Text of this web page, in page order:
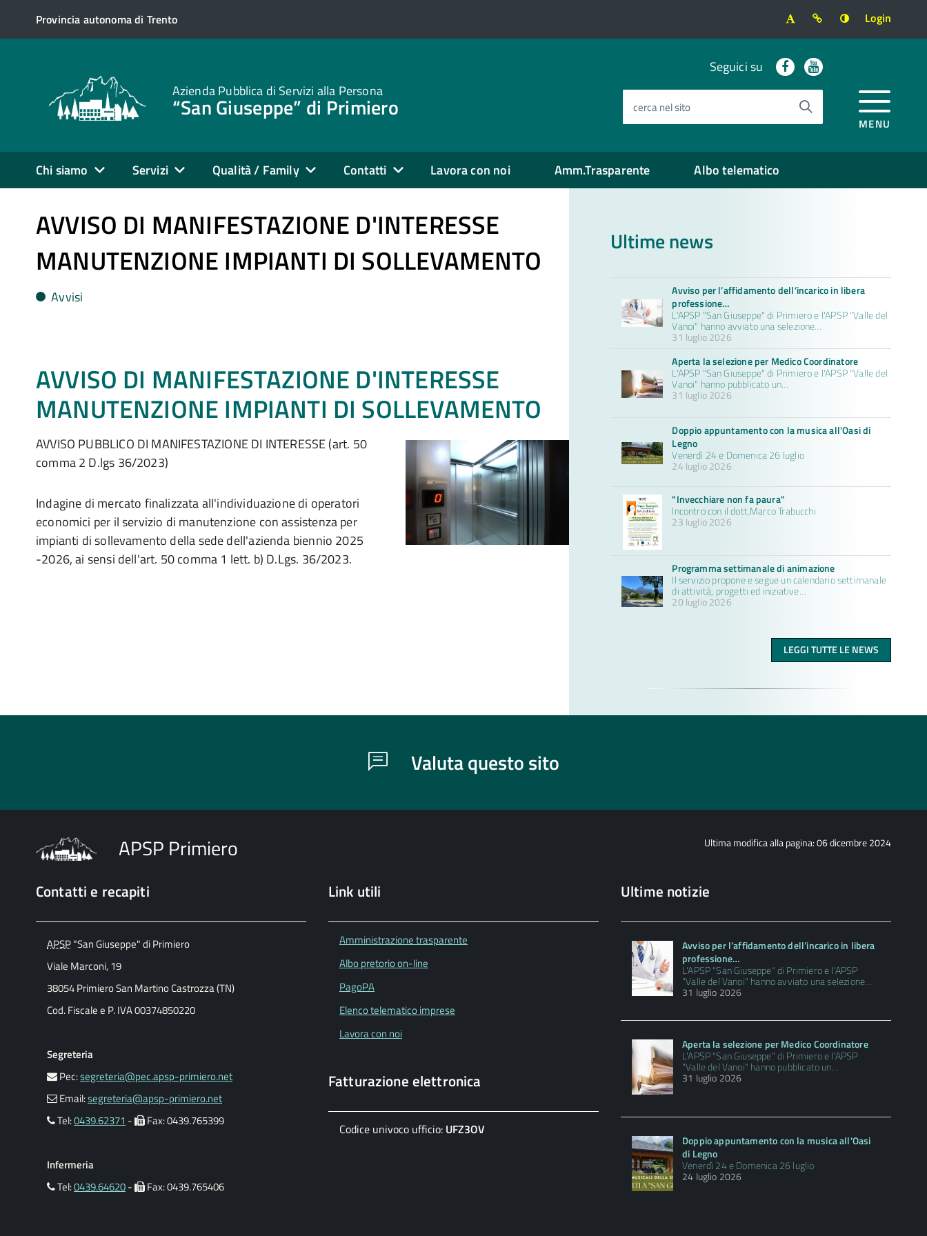
Provincia autonoma di Trento Login
Azienda Pubblica di Servizi alla Persona
“San Giuseppe” di Primiero
Seguici su FacebookYoutube
cerca nel sito
MENU
Chi siamo Servizi Qualità / Family Contatti Lavora con noi Amm.Trasparente Albo telematico
AVVISO DI MANIFESTAZIONE D'INTERESSE
MANUTENZIONE IMPIANTI DI SOLLEVAMENTO
Avvisi
AVVISO DI MANIFESTAZIONE D'INTERESSE
MANUTENZIONE IMPIANTI DI SOLLEVAMENTO
AVVISO PUBBLICO DI MANIFESTAZIONE DI INTERESSE (art. 50
comma 2 D.lgs 36/2023)
Indagine di mercato finalizzata all'individuazione di operatori
economici per il servizio di manutenzione con assistenza per
impianti di sollevamento della sede dell'azienda biennio 2025
-2026, ai sensi dell'art. 50 comma 1 lett. b) D.Lgs. 36/2023.
Ultime news
Avviso per l’affidamento dell’incarico in libera
professione…
L'APSP "San Giuseppe" di Primiero e l'APSP "Valle del
Vanoi" hanno avviato una selezione…
31 luglio 2026
Aperta la selezione per Medico Coordinatore
L'APSP "San Giuseppe" di Primiero e l'APSP "Valle del
Vanoi" hanno pubblicato un…
31 luglio 2026
Doppio appuntamento con la musica all'Oasi di
Legno
Venerdì 24 e Domenica 26 luglio
24 luglio 2026
"Invecchiare non fa paura"
Incontro con il dott.Marco Trabucchi
23 luglio 2026
Programma settimanale di animazione
Il servizio propone e segue un calendario settimanale
di attività, progetti ed iniziative…
20 luglio 2026
LEGGI TUTTE LE NEWS
Valuta questo sito
Ultima modifica alla pagina: 06 dicembre 2024
APSP Primiero
Contatti e recapiti
APSP"San Giuseppe" di Primiero
Viale Marconi, 19
38054 Primiero San Martino Castrozza (TN)
Cod. Fiscale e P. IVA 00374850220
Segreteria
Pec:segreteria@pec.apsp-primiero.net
Email:segreteria@apsp-primiero.net
Tel:0439.62371 - Fax: 0439.765399
Infermeria
Tel:0439.64620- Fax: 0439.765406
Link utili
Amministrazione trasparente
Albo pretorio on-line
PagoPA
Elenco telematico imprese
Lavora con noi
Fatturazione elettronica
Codice univoco ufficio: UFZ3OV
Ultime notizie
Avviso per l’affidamento dell’incarico in libera
professione…
L'APSP "San Giuseppe" di Primiero e l'APSP
"Valle del Vanoi" hanno avviato una selezione…
31 luglio 2026
Aperta la selezione per Medico Coordinatore
L'APSP "San Giuseppe" di Primiero e l'APSP
"Valle del Vanoi" hanno pubblicato un…
31 luglio 2026
Doppio appuntamento con la musica all'Oasi
di Legno
Venerdì 24 e Domenica 26 luglio
24 luglio 2026